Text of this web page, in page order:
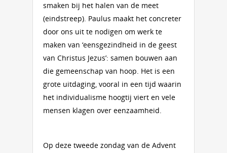
smaken bij het halen van de meet
(eindstreep). Paulus maakt het concreter
door ons uit te nodigen om werk te
maken van ‘eensgezindheid in de geest
van Christus Jezus’: samen bouwen aan
die gemeenschap van hoop. Het is een
grote uitdaging, vooral in een tijd waarin
het individualisme hoogtij viert en vele
mensen klagen over eenzaamheid.
Op deze tweede zondag van de Advent